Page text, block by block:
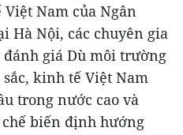
Nam của Ngân
Hà Nội, các chuyên gia
giá Dù môi trường
kinh tế Việt Nam
trong nước cao và
biến định hướng